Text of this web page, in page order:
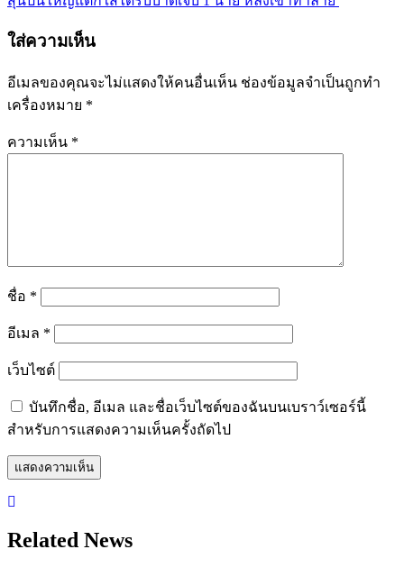
ใส่ความเห็น
อีเมลของคุณจะไม่แสดงให้คนอื่นเห็น ช่องข้อมูลจำเป็นถูกทำ
เครื่องหมาย *
ความเห็น *
ชื่อ *
อีเมล *
เว็บไซต์
บันทึกชื่อ, อีเมล และชื่อเว็บไซต์ของฉันบนเบราว์เซอร์นี้
สำหรับการแสดงความเห็นครั้งถัดไป
Related News